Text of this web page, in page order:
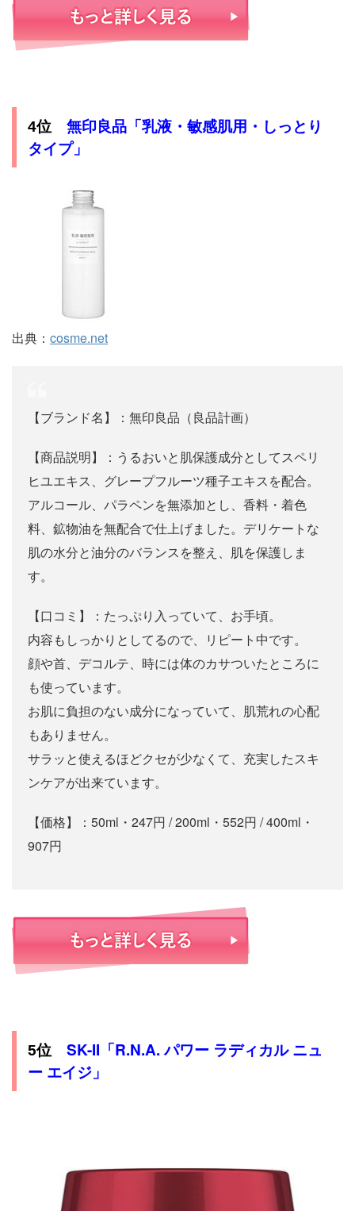
4位 無印良品「乳液・敏感肌用・しっとり
タイプ」
出典： cosme.net
【ブランド名】：無印良品（良品計画）
【商品説明】：うるおいと肌保護成分としてスペリ
ヒユエキス、グレープフルーツ種子エキスを配合。
アルコール、パラペンを無添加とし、香料・着色
料、鉱物油を無配合で仕上げました。デリケートな
肌の水分と油分のバランスを整え、肌を保護しま
す。
【口コミ】：たっぷり入っていて、お手頃。
内容もしっかりとしてるので、リピート中です。
顔や首、デコルテ、時には体のカサついたところに
も使っています。
お肌に負担のない成分になっていて、肌荒れの心配
もありません。
サラッと使えるほどクセが少なくて、充実したスキ
ンケアが出来ています。
【価格】：50ml・247円 / 200ml・552円 / 400ml・
907円
5位 SK-II「R.N.A. パワー ラディカル ニュ
ー エイジ」